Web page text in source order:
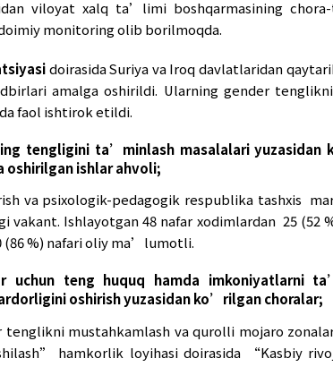
kengashining 2021 yil
ishlar amalga oshirildi. Xususan:
belgilangan vazifalar ijrosini
tadbirlar rejasi tasdiqlanib ijroga
(11) bandida maktab
hurmat bilan munosabatda
chiqish maqsadida Xalq ta’limi
oldini olishga, oilada
qaratilgan 7-, 8-, 9-, 10-, 11-
dasturi ishlab chiqildi.
va og’ir turmush sharoitda
ishlar”doirasida O’quvchilarni